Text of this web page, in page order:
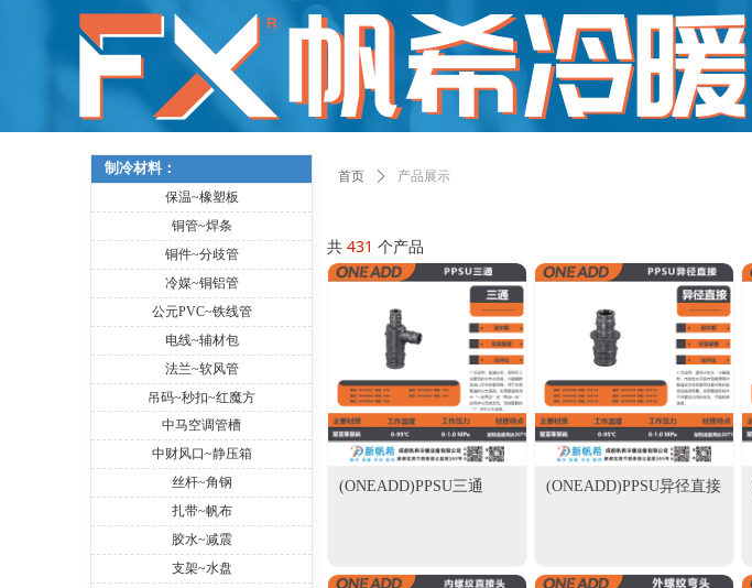
共 431 个产品
(ONEADD)PPSU三通 (ONEADD)PPSU异径直接
制冷材料：
保温~橡塑板
铜管~焊条
铜件~分歧管
冷媒~铜铝管
公元PVC~铁线管
电线~辅材包
法兰~软风管
吊码~秒扣~红魔方
中马空调管槽
中财风口~静压箱
丝杆~角钢
扎带~帆布
胶水~减震
支架~水盘
首页 ꄲ 产品展示